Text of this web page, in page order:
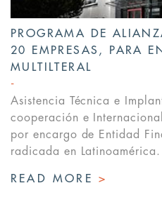
PROGRAMA DE
20 EMPRESAS, PARA
MULTILTERAL
Asistencia Técnica e
cooperación e
por encargo de Entidad
radicada en Latinoamérica.
READ MORE >